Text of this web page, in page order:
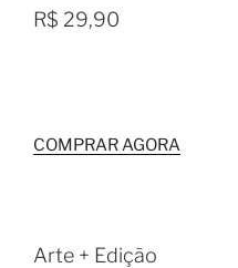
R$ 29,90
COMPRAR AGORA
Arte + Edição